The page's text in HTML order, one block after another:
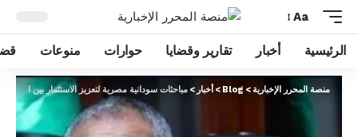
Aa
الرئيسية أخبار تقارير وقضايا حوارات منوعات
منصة المحرر الإخبارية>
Blog
> أخبار > مباحثات سودانية مصرية لتعزيز الاستثمار بين البلدين